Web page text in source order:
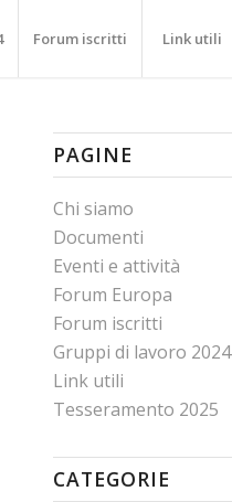
Forum iscritti Link utili
PAGINE
Chi siamo
Documenti
Eventi e attività
Forum Europa
Forum iscritti
Gruppi di lavoro 2024
Link utili
Tesseramento 2025
CATEGORIE